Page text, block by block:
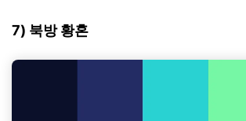
7) 북방 황혼